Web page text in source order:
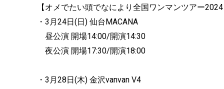
【オメでたい頭でなにより全国ワンマンツアー
・3月24日(日) 仙台MACANA
昼公演 開場14:00/開演14:30
夜公演 開場17:30/開演18:00
・3月28日(木) 金沢vanvan V4